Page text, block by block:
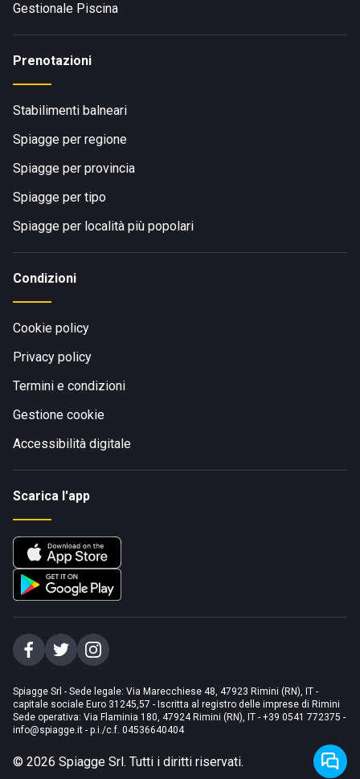
Gestionale Piscina
Prenotazioni
Stabilimenti balneari
Spiagge per regione
Spiagge per provincia
Spiagge per tipo
Spiagge per località più popolari
Condizioni
Cookie policy
Privacy policy
Termini e condizioni
Gestione cookie
Accessibilità digitale
Scarica l'app
Spiagge Srl - Sede legale: Via Marecchiese 48, 47923 Rimini (RN), IT -
capitale sociale Euro 31245,57 - Iscritta al registro delle imprese di Rimini
Sede operativa: Via Flaminia 180, 47924 Rimini (RN), IT - +39 0541 772375 -
info@spiagge.it - p.i./c.f. 04536640404
© 2026 Spiagge Srl. Tutti i diritti riservati.